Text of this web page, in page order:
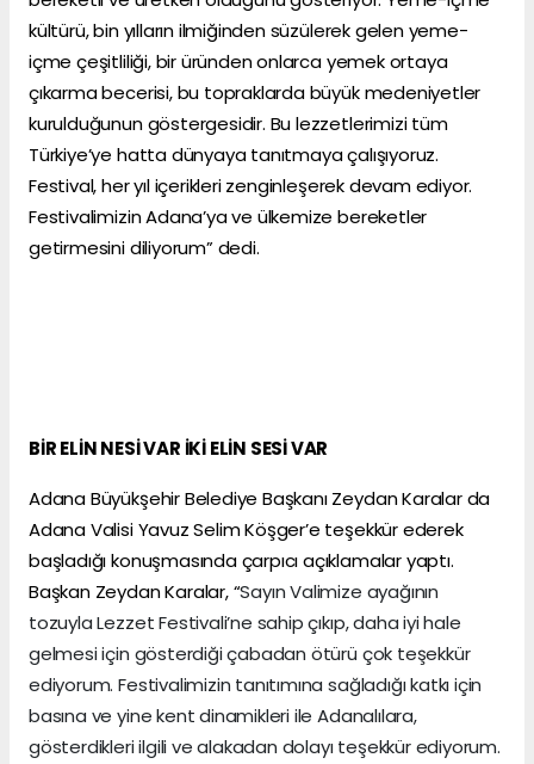
kültürü, bin yılların ilmiğinden süzülerek gelen yeme-
içme çeşitliliği, bir üründen onlarca yemek ortaya
çıkarma becerisi, bu topraklarda büyük medeniyetler
kurulduğunun göstergesidir. Bu lezzetlerimizi tüm
Türkiye’ye hatta dünyaya tanıtmaya çalışıyoruz.
Festival, her yıl içerikleri zenginleşerek devam ediyor.
Festivalimizin Adana’ya ve ülkemize bereketler
getirmesini diliyorum” dedi.
BİR ELİN NESİ VAR İKİ ELİN SESİ VAR
Adana Büyükşehir Belediye Başkanı Zeydan Karalar da
Adana Valisi Yavuz Selim Köşger’e teşekkür ederek
başladığı konuşmasında çarpıcı açıklamalar yaptı.
Başkan Zeydan Karalar, “Sayın Valimize ayağının
tozuyla Lezzet Festivali’ne sahip çıkıp, daha iyi hale
gelmesi için gösterdiği çabadan ötürü çok teşekkür
ediyorum. Festivalimizin tanıtımına sağladığı katkı için
basına ve yine kent dinamikleri ile Adanalılara,
gösterdikleri ilgili ve alakadan dolayı teşekkür ediyorum.